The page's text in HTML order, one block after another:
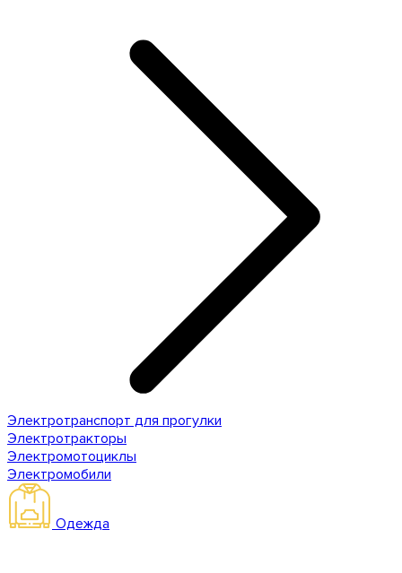
Электротранспорт для прогулки
Электротракторы
Электромотоциклы
Электромобили
Одежда